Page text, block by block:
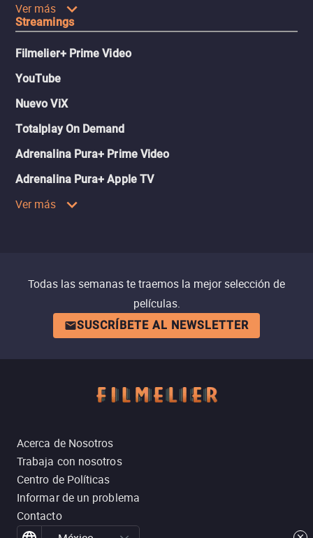
Ver más
Streamings
Filmelier+ Prime Video
YouTube
Nuevo ViX
Totalplay On Demand
Adrenalina Pura+ Prime Video
Adrenalina Pura+ Apple TV
Ver más
Todas las semanas te traemos la mejor selección de
películas.
SUSCRÍBETE AL NEWSLETTER
Acerca de Nosotros
Trabaja con nosotros
Centro de Políticas
Informar de un problema
Contacto